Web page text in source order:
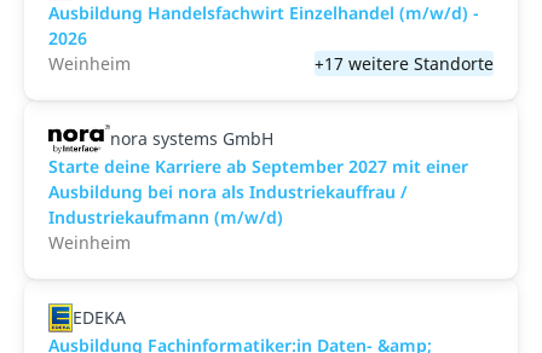
Ausbildung Handelsfachwirt Einzelhandel (m/w/d) -
2026
Weinheim
+17 weitere Standorte
nora systems GmbH
Starte deine Karriere ab September 2027 mit einer
Ausbildung bei nora als Industriekauffrau /
Industriekaufmann (m/w/d)
Weinheim
EDEKA
Ausbildung Fachinformatiker:in Daten- &amp;